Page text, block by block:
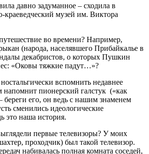
давно задуманное – сходила в
краеведческий музей им. Виктора
во времени? Например,
(народа, населявшего Прибайкалье в
декабристов, о которых Пушкин
«Оковы тяжкие падут…»?
вспомнить недавнее
напомнит пионерский галстук («как
береги его, он ведь с нашим знаменем
сменились идеологические
это наша история.
первые телевизоры? У моих
проходчик) был такой телевизор.
набивалась полная комната соседей,